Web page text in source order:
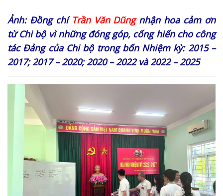
Ảnh: Đồng chí Trần Văn Dũng nhận hoa cảm ơn
từ Chi bộ vì những đóng góp, cống hiến cho công
tác Đảng của Chi bộ trong bốn Nhiệm kỳ: 2015 –
2017; 2017 – 2020; 2020 – 2022 và 2022 – 2025